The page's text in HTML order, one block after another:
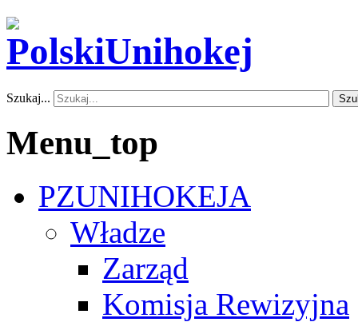
Szukaj...
Menu_top
PZUNIHOKEJA
Władze
Zarząd
Komisja Rewizyjna